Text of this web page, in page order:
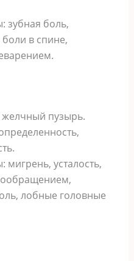
боль,
в спине,
желчный пузырь.
усталость,
лобные головные